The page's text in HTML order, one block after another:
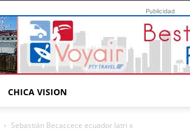
Publicidad
CHICA VISION
Sebastián Becaccece ecuador latri x